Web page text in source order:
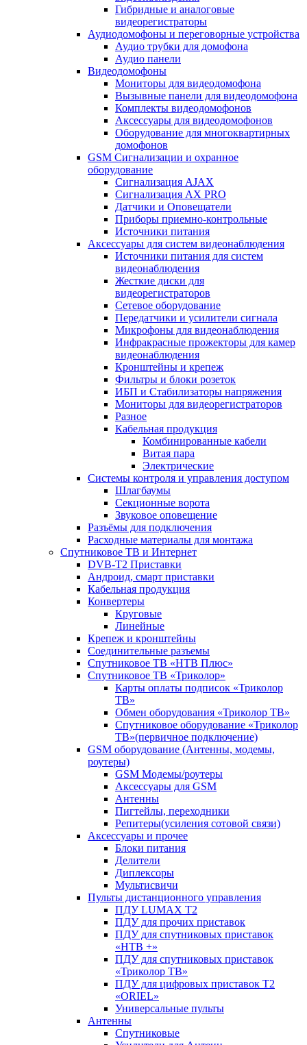
Гибридные и аналоговые
видеорегистраторы
Аудиодомофоны и переговорные устройства
Аудио трубки для домофона
Аудио панели
Видеодомофоны
Мониторы для видеодомофона
Вызывные панели для видеодомофона
Комплекты видеодомофонов
Аксессуары для видеодомофонов
Оборудование для многоквартирных
домофонов
GSM Сигнализации и охранное
оборудование
Сигнализация AJAX
Сигнализация AX PRO
Датчики и Оповещатели
Приборы приемно-контрольные
Источники питания
Аксессуары для систем видеонаблюдения
Источники питания для систем
видеонаблюдения
Жесткие диски для
видеорегистраторов
Сетевое оборудование
Передатчики и усилители сигнала
Микрофоны для видеонаблюдения
Инфракрасные прожекторы для камер
видеонаблюдения
Кронштейны и крепеж
Фильтры и блоки розеток
ИБП и Стабилизаторы напряжения
Мониторы для видеорегистраторов
Разное
Кабельная продукция
Комбинированные кабели
Витая пара
Электрические
Системы контроля и управления доступом
Шлагбаумы
Секционные ворота
Звуковое оповещение
Разъёмы для подключения
Расходные материалы для монтажа
Спутниковое ТВ и Интернет
DVB-Т2 Приставки
Андроид, смарт приставки
Кабельная продукция
Конвертеры
Круговые
Линейные
Крепеж и кронштейны
Соединительные разъемы
Спутниковое ТВ «НТВ Плюс»
Спутниковое ТВ «Триколор»
Карты оплаты подписок «Триколор
ТВ»
Обмен оборудования «Триколор ТВ»
Спутниковое оборудование «Триколор
ТВ»(первичное подключение)
GSM оборудование (Антенны, модемы,
роутеры)
GSM Модемы/роутеры
Аксессуары для GSM
Антенны
Пигтейлы, переходники
Репитеры(усиления сотовой связи)
Аксессуары и прочее
Блоки питания
Делители
Диплексоры
Мультисвичи
Пульты дистанционного управления
ПДУ LUMAX Т2
ПДУ для прочих приставок
ПДУ для спутниковых приставок
«НТВ +»
ПДУ для спутниковых приставок
«Триколор ТВ»
ПДУ для цифровых приставок Т2
«ORIEL»
Универсальные пульты
Антенны
Спутниковые